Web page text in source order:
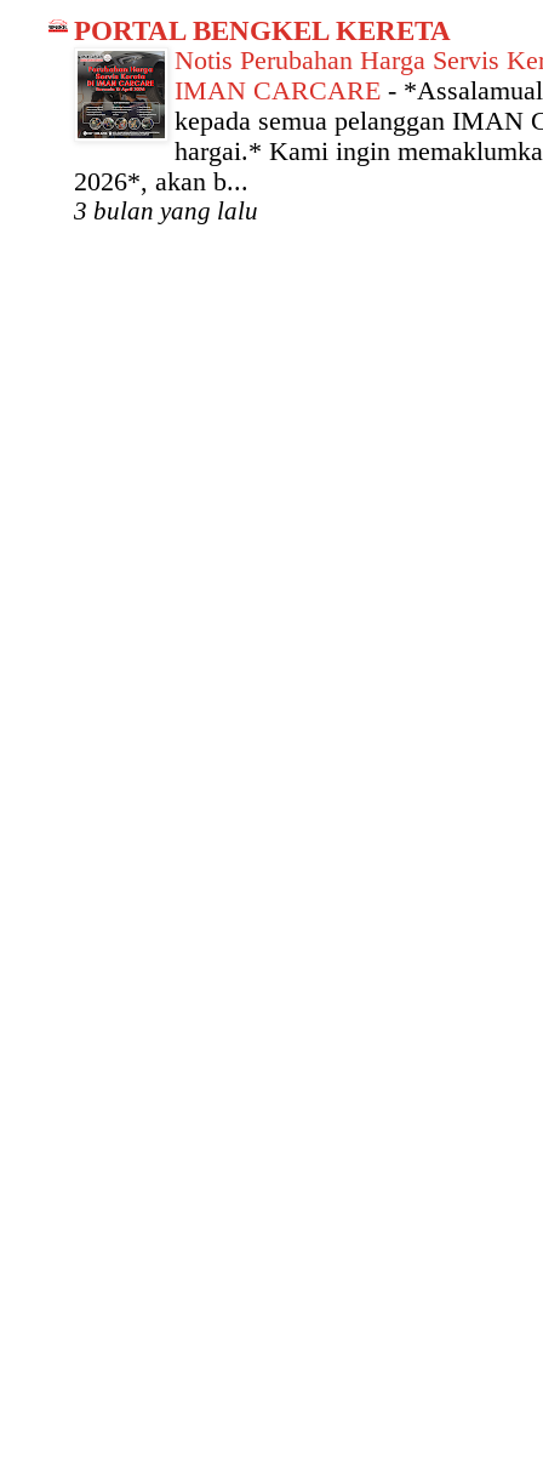
PORTAL BENGKEL KERETA
Notis Perubahan Harga Servis
IMAN CARCARE -
kepada semua pelanggan IMAN
hargai.* Kami ingin
2026*, akan b...
3 bulan yang lalu